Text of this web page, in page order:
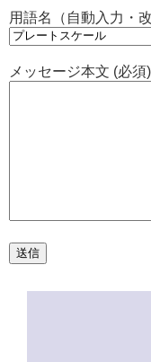
用語名（自動入力・
メッセージ本文 (必須)